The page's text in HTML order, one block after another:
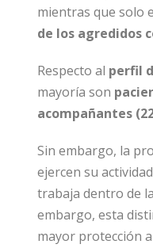
mientras que solo
de los agredidos
Respecto al perfil
mayoría son
acompañantes
Sin embargo, la
ejercen su
trabaja dentro de la
embargo, esta
mayor protección